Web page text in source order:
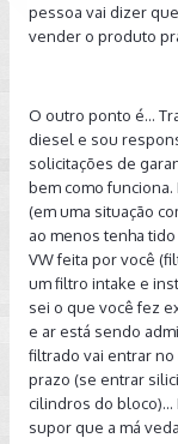
pessoa vai dizer
vender o produto
O outro ponto é...
diesel e sou
solicitações de
bem como
(em uma situação
ao menos tenha
VW feita por você
um filtro intake e
sei o que você fez
e ar está sendo
filtrado vai entrar
prazo (se entrar
cilindros do bloco)...
supor que a má